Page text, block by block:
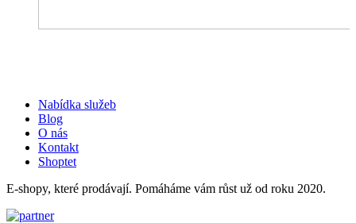
Nabídka služeb
Blog
O nás
Kontakt
Shoptet
E-shopy, které prodávají. Pomáháme vám růst už od roku 2020.